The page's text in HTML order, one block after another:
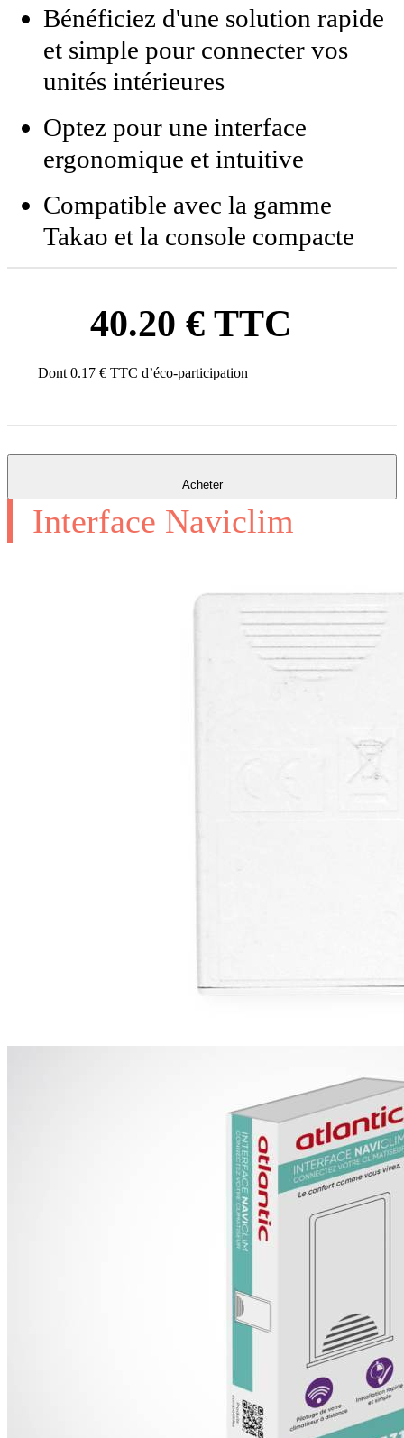
Bénéficiez d'une solution rapide
et simple pour connecter vos
unités intérieures
Optez pour une interface
ergonomique et intuitive
Compatible avec la gamme
Takao et la console compacte
40.20 € TTC
Dont 0.17 € TTC d’éco-participation
Acheter
Interface Naviclim